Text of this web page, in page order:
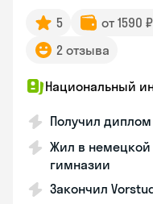
5 от 1590
2 отзыва
Национальный
Получил диплом
Жил в немецкой
гимназии
Закончил